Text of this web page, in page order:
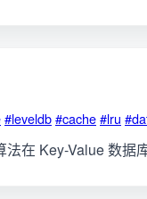
#leveldb#cache#lru
在 Key-Value 数据